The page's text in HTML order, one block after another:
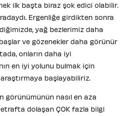
ilk başta biraz şok edici olabilir.
Ergenliğe girdikten sonra
yağ bezlerimiz daha
ve gözenekler daha görünür
onların daha iyi
en iyi yolunu bulmak için
başlayabiliriz.
görünümünün nasıl en aza
dolaşan ÇOK fazla bilgi